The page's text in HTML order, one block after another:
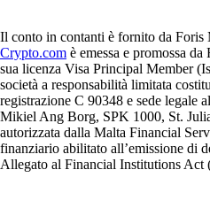
Il conto in contanti è fornito da
Crypto.com è emessa e promossa
sua licenza Visa Principal Member
società a responsabilità limitata
registrazione C 90348 e sede legale
Mikiel Ang Borg, SPK 1000, St.
autorizzata dalla Malta Financial
finanziario abilitato all’emissione di
Allegato al Financial Institutions